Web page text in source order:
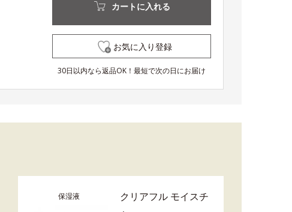
カートに入れる
お気に入り登録
30日以内なら返品OK！最短で次の日にお届け
保湿液
クリアフル モイスチ